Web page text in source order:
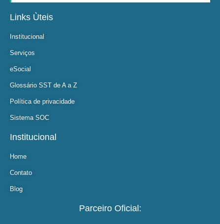
Links Ùteis
Institucional
Serviços
eSocial
Glossário SST de A a Z
Política de privacidade
Sistema SOC
Institucional
Home
Contato
Blog
Parceiro Oficial: